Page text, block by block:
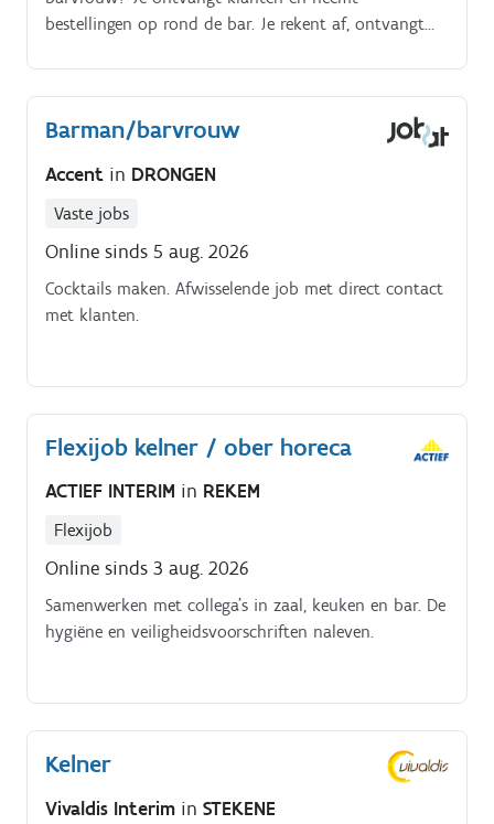
bestellingen op rond de bar. Je rekent af, ontvangt
Barman/barvrouw
Accent in DRONGEN
Vaste jobs
Online sinds 5 aug. 2026
Cocktails maken. Afwisselende job met direct contact
met klanten.
Flexijob kelner / ober horeca
ACTIEF INTERIM in REKEM
Flexijob
Online sinds 3 aug. 2026
Samenwerken met collega’s in zaal, keuken en bar. De
hygiëne en veiligheidsvoorschriften naleven.
Kelner
Vivaldis Interim in STEKENE